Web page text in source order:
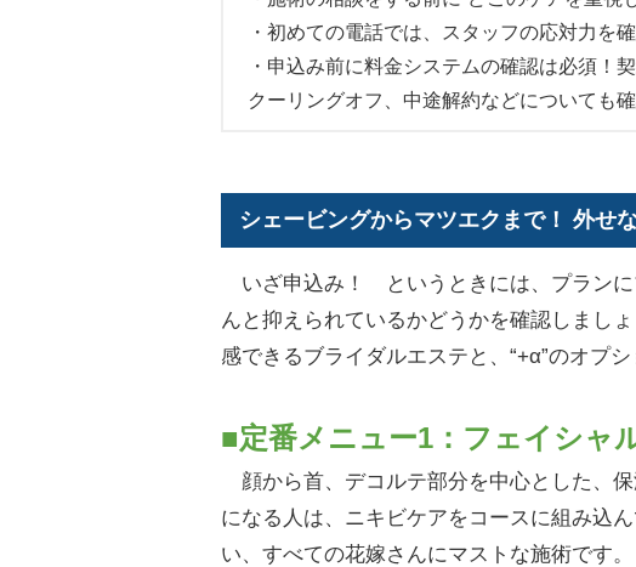
・初めての電話では、スタッフの応対力を
・申込み前に料金システムの確認は必須！
クーリングオフ、中途解約などについても確
シェービングからマツエクまで！ 外せ
いざ申込み！ というときには、プランに
んと抑えられているかどうかを確認しまし
感できるブライダルエステと、“+α”のオプ
■定番メニュー1：フェイシャ
顔から首、デコルテ部分を中心とした、
になる人は、ニキビケアをコースに組み込
い、すべての花嫁さんにマストな施術です。